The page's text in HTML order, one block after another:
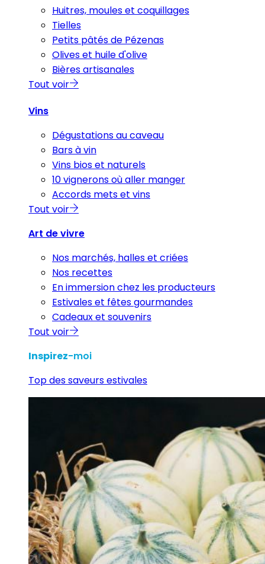
Huitres, moules et coquillages
Tielles
Petits pâtés de Pézenas
Olives et huile d'olive
Bières artisanales
Tout voir
Vins
Dégustations au caveau
Bars à vin
Vins bios et naturels
10 vignerons où aller manger
Accords mets et vins
Tout voir
Art de vivre
Nos marchés, halles et criées
Nos recettes
En immersion chez les producteurs
Estivales et fêtes gourmandes
Cadeaux et souvenirs
Tout voir
Inspirez-moi
Top des saveurs estivales